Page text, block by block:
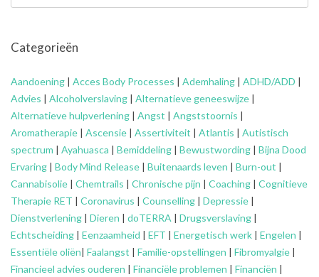
Categorieën
Aandoening | Acces Body Processes | Ademhaling | ADHD/ADD |
Advies | Alcoholverslaving | Alternatieve geneeswijze |
Alternatieve hulpverlening | Angst | Angststoornis |
Aromatherapie | Ascensie | Assertiviteit | Atlantis | Autistisch
spectrum | Ayahuasca | Bemiddeling | Bewustwording | Bijna Dood
Ervaring | Body Mind Release | Buitenaards leven | Burn-out |
Cannabisolie | Chemtrails | Chronische pijn | Coaching | Cognitieve
Therapie RET | Coronavirus | Counselling | Depressie |
Dienstverlening | Dieren | doTERRA | Drugsverslaving |
Echtscheiding | Eenzaamheid | EFT | Energetisch werk | Engelen |
Essentiële oliën| Faalangst | Familie-opstellingen | Fibromyalgie |
Financieel advies ouderen | Financiële problemen | Financiën |